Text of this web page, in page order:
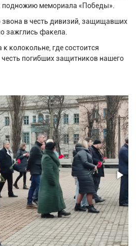
подножию мемориала «Победы».
звона в честь дивизий, защищавших
зажглись факела.
колокольне, где состоится
погибших защитников нашего